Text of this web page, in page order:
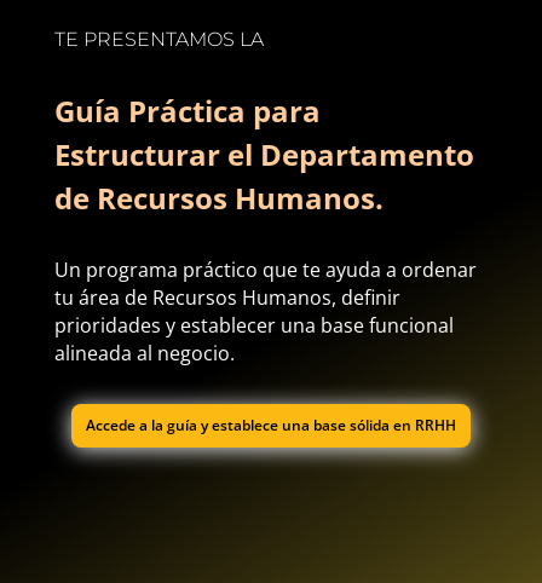
TE PRESENTAMOS LA
Guía Práctica para
Estructurar el Departamento
de Recursos Humanos.
Un programa práctico que te ayuda a ordenar
tu área de Recursos Humanos, definir
prioridades y establecer una base funcional
alineada al negocio.
Accede a la guía y establece una base sólida en RRHH